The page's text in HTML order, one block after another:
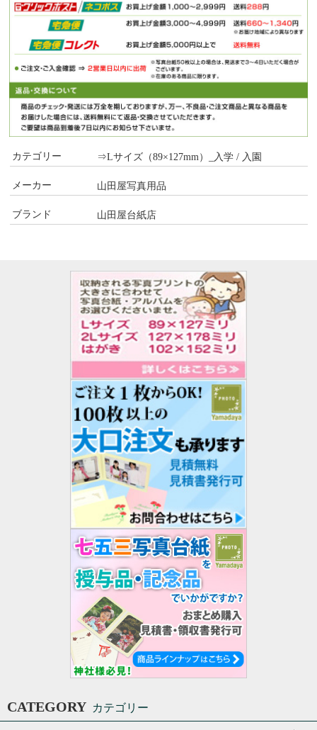
カテゴリー ⇒Lサイズ（89×127mm）_入学 / 入園
メーカー 山田屋写真用品
ブランド 山田屋台紙店
CATEGORY カテゴリー